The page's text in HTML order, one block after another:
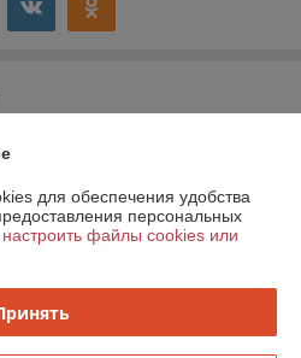
для обеспечения удобства
персональных
файлы cookies или